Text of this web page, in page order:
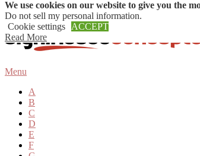
Skip to content
Menu
A
B
C
D
E
F
We use cookies on our website to give you the
Do not sell my personal information.
Cookie settings
ACCEPT
Read More